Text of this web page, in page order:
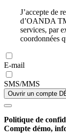
J’accepte de
d’OANDA
services, par
coordonnées
E-mail
SMS/MMS
Ouvrir un compte
Politique de
Compte démo,